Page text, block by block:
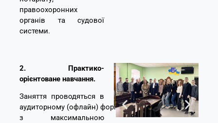
правоохоронних
органів та судової
системи.
2. Практико-
орієнтоване навчання.
Заняття проводяться в
аудиторному (офлайн) форматі
з максимальною